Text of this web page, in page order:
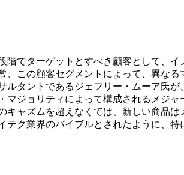
でターゲットとすべき顧客として、イ
この顧客セグメントによって、異な
タントであるジェフリー・ムーア氏
ジョリティによって構成されるメジ
ャズムを超えなくては、新しい商品
ク業界のバイブルとされたように、特